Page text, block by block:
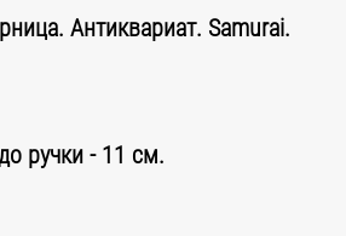
Антиквариат. Samurai.
ручки - 11 см.